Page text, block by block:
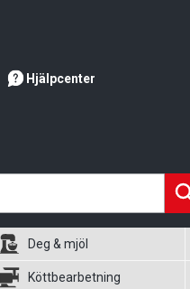
Hjälpcenter
Deg & mjöl
Köttbearbetning